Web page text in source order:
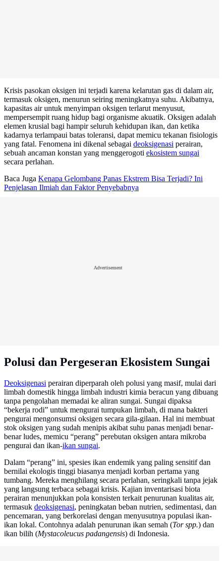
Krisis pasokan oksigen ini terjadi karena kelarutan gas di dalam air,
termasuk oksigen, menurun seiring meningkatnya suhu. Akibatnya,
kapasitas air untuk menyimpan oksigen terlarut menyusut,
mempersempit ruang hidup bagi organisme akuatik. Oksigen adalah
elemen krusial bagi hampir seluruh kehidupan ikan, dan ketika
kadarnya terlampaui batas toleransi, dapat memicu tekanan fisiologis
yang fatal. Fenomena ini dikenal sebagai deoksigenasi perairan,
sebuah ancaman konstan yang menggerogoti ekosistem sungai
secara perlahan.
Baca Juga Kenapa Gelombang Panas Ekstrem Bisa Terjadi? Ini
Penjelasan Ilmiah dan Faktor Penyebabnya
Advertisement
Polusi dan Pergeseran Ekosistem Sungai
Deoksigenasi perairan diperparah oleh polusi yang masif, mulai dari
limbah domestik hingga limbah industri kimia beracun yang dibuang
tanpa pengolahan memadai ke aliran sungai. Sungai dipaksa
“bekerja rodi” untuk mengurai tumpukan limbah, di mana bakteri
pengurai mengonsumsi oksigen secara gila-gilaan. Hal ini membuat
stok oksigen yang sudah menipis akibat suhu panas menjadi benar-
benar ludes, memicu “perang” perebutan oksigen antara mikroba
pengurai dan ikan-ikan sungai.
Dalam “perang” ini, spesies ikan endemik yang paling sensitif dan
bernilai ekologis tinggi biasanya menjadi korban pertama yang
tumbang. Mereka menghilang secara perlahan, seringkali tanpa jejak
yang langsung terbaca sebagai krisis. Kajian inventarisasi biota
perairan menunjukkan pola konsisten terkait penurunan kualitas air,
termasuk deoksigenasi, peningkatan beban nutrien, sedimentasi, dan
pencemaran, yang berkorelasi dengan menyusutnya populasi ikan-
ikan lokal. Contohnya adalah penurunan ikan semah (Tor spp.) dan
ikan bilih (Mystacoleucus padangensis) di Indonesia.